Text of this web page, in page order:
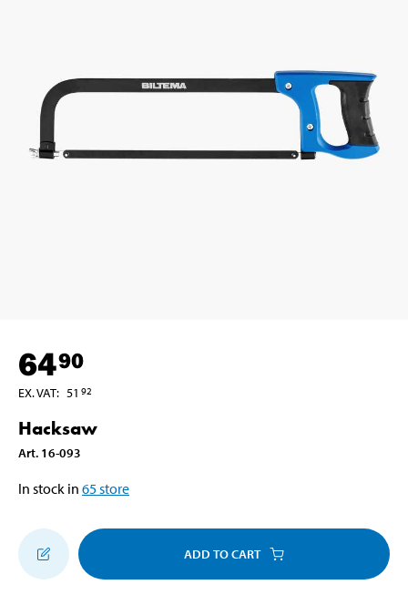
6490
EX. VAT: 51 92
Hacksaw
Art. 16-093
In stock in 65store
ADD TO CART